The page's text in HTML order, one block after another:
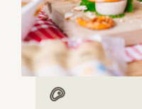
Mit Fleisch